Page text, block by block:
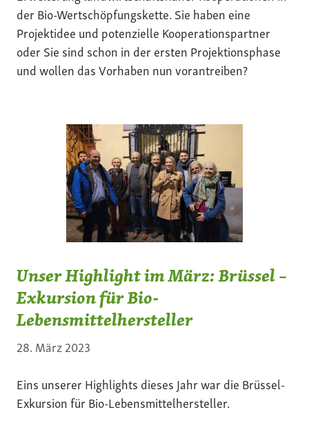
der Bio-Wertschöpfungskette. Sie haben eine
Projektidee und potenzielle Kooperationspartner
oder Sie sind schon in der ersten Projektionsphase
und wollen das Vorhaben nun vorantreiben?
Unser Highlight im März: Brüssel –
Exkursion für Bio-
Lebensmittelhersteller
28. März 2023
Eins unserer Highlights dieses Jahr war die Brüssel-
Exkursion für Bio-Lebensmittelhersteller.